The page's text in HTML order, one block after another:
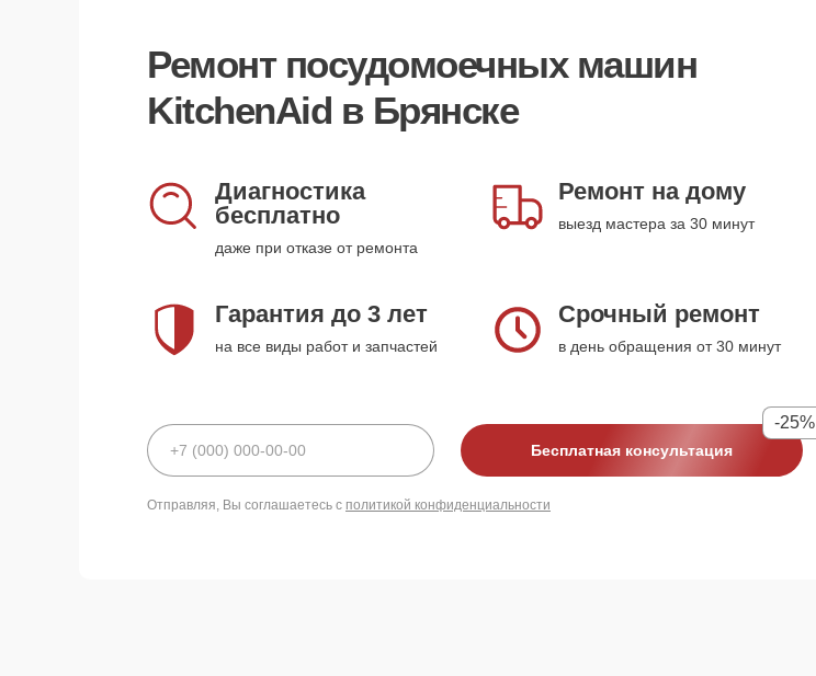
Ремонт посудомоечных машин
KitchenAid в Брянске
Диагностика
бесплатно
даже при отказе от ремонта
Ремонт на дому
выезд мастера за 30 минут
Гарантия до 3 лет
на все виды работ и запчастей
Срочный ремонт
в день обращения от 30 минут
Бесплатная консультация
-25%
Отправляя, Вы соглашаетесь с политикой конфиденциальности